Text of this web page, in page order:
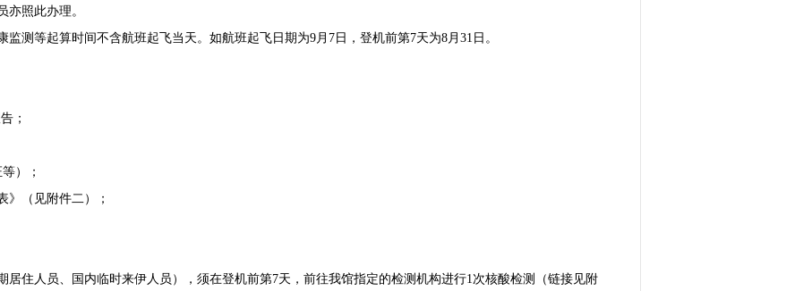
亦照此办理。
监测等起算时间不含航班起飞当天。如航班起飞日期为9月7日，登机前第7天为8月31日。
；
）；
》（见附件二）；
居住人员、国内临时来伊人员），须在登机前第7天，前往我馆指定的检测机构进行1次核酸检测（链接见附